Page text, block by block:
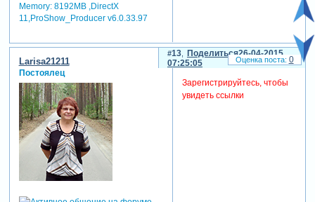
Memory: 8192MB ,DirectX
11,ProShow_Producer v6.0.33.97
Поделиться
13
26-04-2015
07:25:05
Larisa21211
Постоялец
Зарегистрируйтесь, чтобы
увидеть ссылки
0